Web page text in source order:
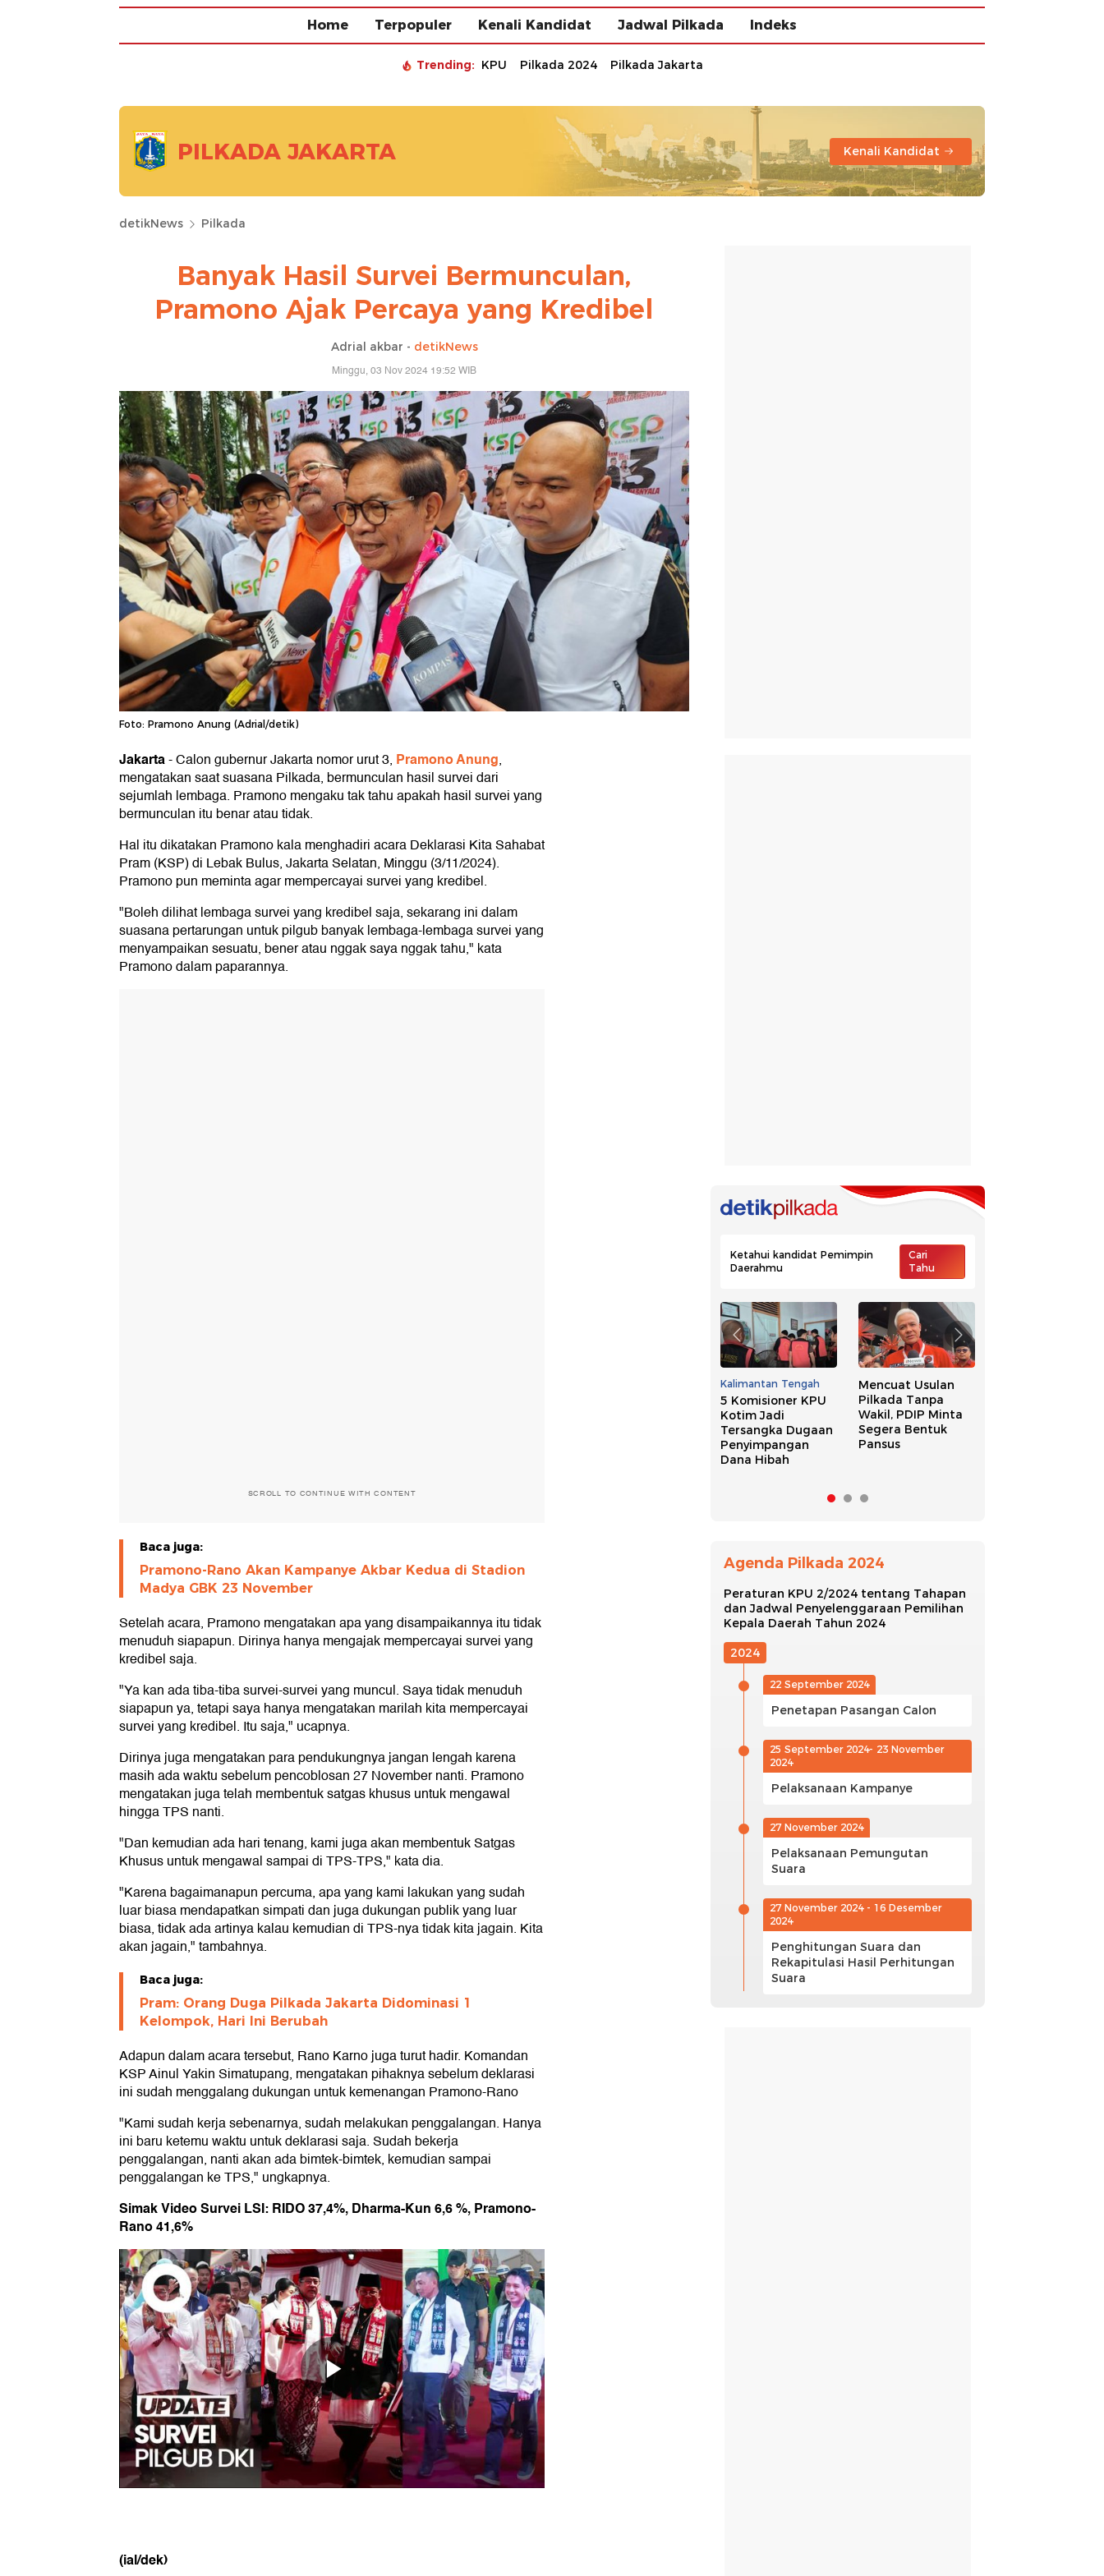
Home Terpopuler Kenali Kandidat Jadwal Pilkada Indeks
Trending: KPU Pilkada 2024 Pilkada Jakarta
PILKADA JAKARTA Kenali Kandidat
detikNews Pilkada
Banyak Hasil Survei Bermunculan,
Pramono Ajak Percaya yang Kredibel
Adrial akbar - detikNews
Minggu, 03 Nov 2024 19:52 WIB
Foto: Pramono Anung (Adrial/detik)
Jakarta-Calon gubernur Jakarta nomor urut 3, Pramono Anung,
mengatakan saat suasana Pilkada, bermunculan hasil survei dari
sejumlah lembaga. Pramono mengaku tak tahu apakah hasil survei yang
bermunculan itu benar atau tidak.
Hal itu dikatakan Pramono kala menghadiri acara Deklarasi Kita Sahabat
Pram (KSP) di Lebak Bulus, Jakarta Selatan, Minggu (3/11/2024).
Pramono pun meminta agar mempercayai survei yang kredibel.
"Boleh dilihat lembaga survei yang kredibel saja, sekarang ini dalam
suasana pertarungan untuk pilgub banyak lembaga-lembaga survei yang
menyampaikan sesuatu, bener atau nggak saya nggak tahu," kata
Pramono dalam paparannya.
SCROLL TO CONTINUE WITH CONTENT
Baca juga:
Pramono-Rano Akan Kampanye Akbar Kedua di Stadion
Madya GBK 23 November
Setelah acara, Pramono mengatakan apa yang disampaikannya itu tidak
menuduh siapapun. Dirinya hanya mengajak mempercayai survei yang
kredibel saja.
"Ya kan ada tiba-tiba survei-survei yang muncul. Saya tidak menuduh
siapapun ya, tetapi saya hanya mengatakan marilah kita mempercayai
survei yang kredibel. Itu saja," ucapnya.
Dirinya juga mengatakan para pendukungnya jangan lengah karena
masih ada waktu sebelum pencoblosan 27 November nanti. Pramono
mengatakan juga telah membentuk satgas khusus untuk mengawal
hingga TPS nanti.
"Dan kemudian ada hari tenang, kami juga akan membentuk Satgas
Khusus untuk mengawal sampai di TPS-TPS," kata dia.
"Karena bagaimanapun percuma, apa yang kami lakukan yang sudah
luar biasa mendapatkan simpati dan juga dukungan publik yang luar
biasa, tidak ada artinya kalau kemudian di TPS-nya tidak kita jagain. Kita
akan jagain," tambahnya.
Baca juga:
Pram: Orang Duga Pilkada Jakarta Didominasi 1
Kelompok, Hari Ini Berubah
Adapun dalam acara tersebut, Rano Karno juga turut hadir. Komandan
KSP Ainul Yakin Simatupang, mengatakan pihaknya sebelum deklarasi
ini sudah menggalang dukungan untuk kemenangan Pramono-Rano
"Kami sudah kerja sebenarnya, sudah melakukan penggalangan. Hanya
ini baru ketemu waktu untuk deklarasi saja. Sudah bekerja
penggalangan, nanti akan ada bimtek-bimtek, kemudian sampai
penggalangan ke TPS," ungkapnya.
Simak Video Survei LSI: RIDO 37,4%, Dharma-Kun 6,6 %, Pramono-
Rano 41,6%
(ial/dek)
Ketahui kandidat Pemimpin
Daerahmu
Cari
Tahu
Kalimantan Tengah
5 Komisioner KPU
Kotim Jadi
Tersangka Dugaan
Penyimpangan
Dana Hibah
Mencuat Usulan
Pilkada Tanpa
Wakil, PDIP Minta
Segera Bentuk
Pansus
Agenda Pilkada 2024
Peraturan KPU 2/2024 tentang Tahapan
dan Jadwal Penyelenggaraan Pemilihan
Kepala Daerah Tahun 2024
2024
22 September 2024
Penetapan Pasangan Calon
25 September 2024- 23 November
2024
Pelaksanaan Kampanye
27 November 2024
Pelaksanaan Pemungutan
Suara
27 November 2024 - 16 Desember
2024
Penghitungan Suara dan
Rekapitulasi Hasil Perhitungan
Suara